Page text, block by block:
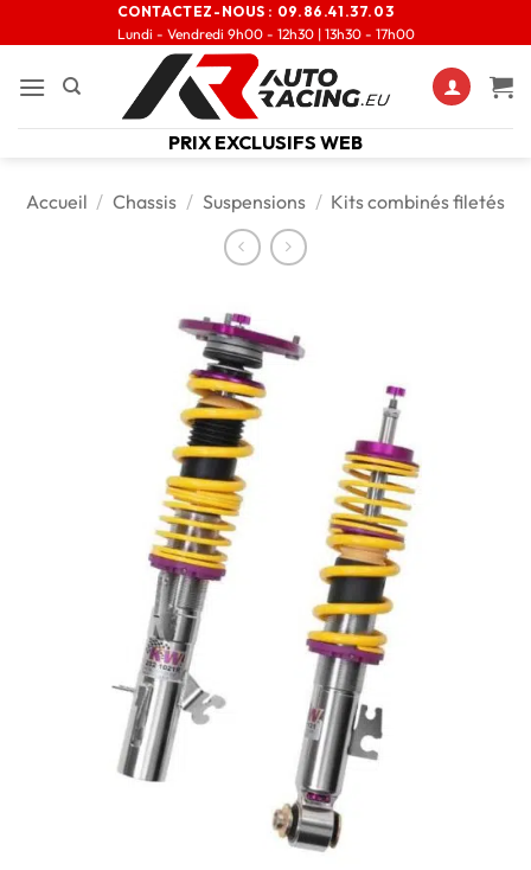
CONTACTEZ-NOUS : 09.86.41.37.03
Lundi - Vendredi 9h00 - 12h30 | 13h30 - 17h00
PRIX EXCLUSIFS WEB
Accueil / Chassis / Suspensions / Kits combinés filetés